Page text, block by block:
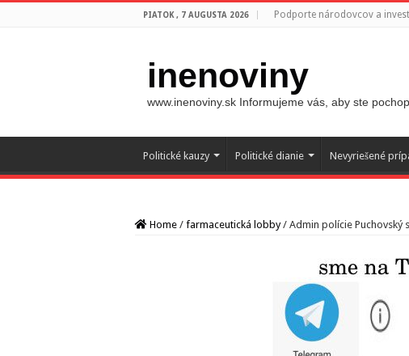
PIATOK , 7 AUGUSTA 2026 Podporte národovcov a
inenoviny
www.inenoviny.sk Informujeme vás, aby ste
Politické kauzy Politické dianie Nevyriešené
Home / farmaceutická lobby / Admin polície Puchovský